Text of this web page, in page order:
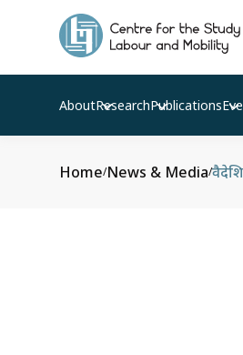
AboutResearchPublications
Home/News & Media/